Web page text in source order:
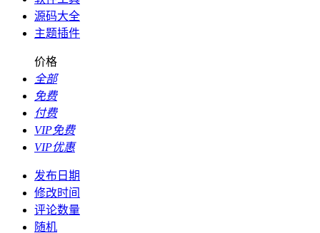
源码大全
主题插件
价格
全部
免费
付费
VIP免费
VIP优惠
发布日期
修改时间
评论数量
随机